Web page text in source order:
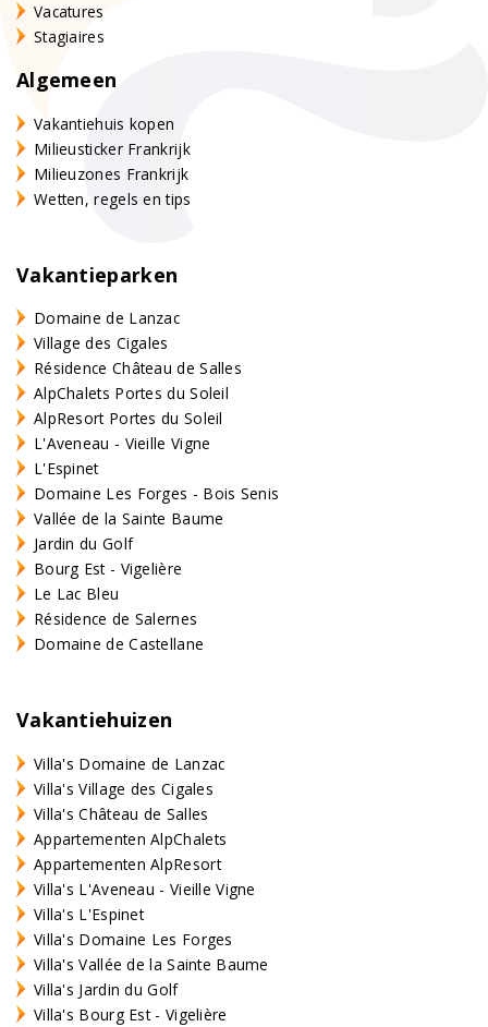
Vacatures
Stagiaires
Algemeen
Vakantiehuis kopen
Milieusticker Frankrijk
Milieuzones Frankrijk
Wetten, regels en tips
Vakantieparken
Domaine de Lanzac
Village des Cigales
Résidence Château de Salles
AlpChalets Portes du Soleil
AlpResort Portes du Soleil
L'Aveneau - Vieille Vigne
L'Espinet
Domaine Les Forges - Bois Senis
Vallée de la Sainte Baume
Jardin du Golf
Bourg Est - Vigelière
Le Lac Bleu
Résidence de Salernes
Domaine de Castellane
Vakantiehuizen
Villa's Domaine de Lanzac
Villa's Village des Cigales
Villa's Château de Salles
Appartementen AlpChalets
Appartementen AlpResort
Villa's L'Aveneau - Vieille Vigne
Villa's L'Espinet
Villa's Domaine Les Forges
Villa's Vallée de la Sainte Baume
Villa's Jardin du Golf
Villa's Bourg Est - Vigelière